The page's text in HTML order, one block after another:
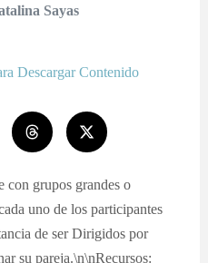
Sayas
Descargar Contenido
con grupos grandes o
uno de los participantes
de ser Dirigidos por
su pareja.\n\nRecursos: